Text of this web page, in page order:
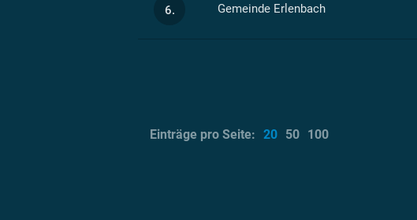
6. Gemeinde Erlenbach
Einträge pro Seite: 20 50 100